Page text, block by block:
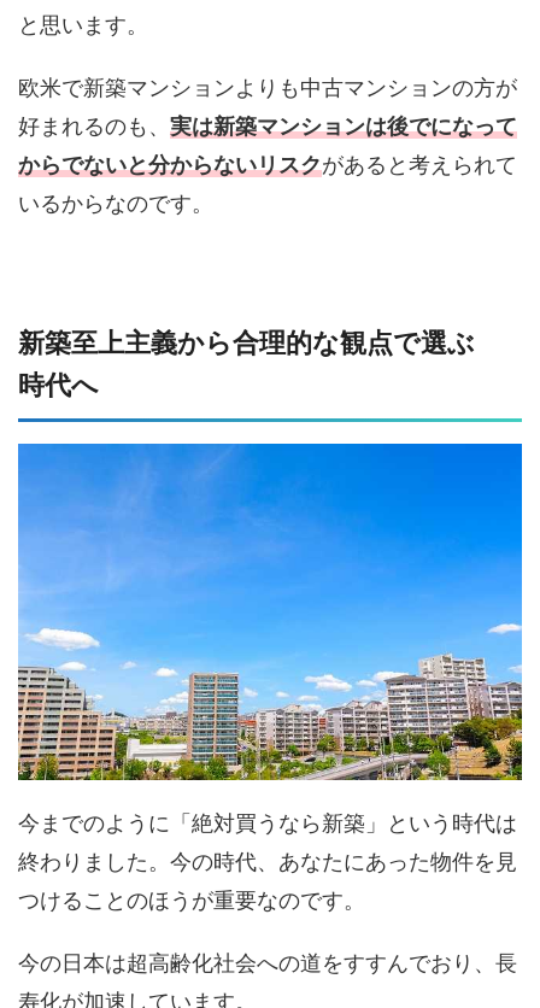
と思います。
欧米で新築マンションよりも中古マンションの方が
好まれるのも、 実は新築マンションは後でになって
からでないと分からないリスクがあると考えられて
いるからなのです。
新築至上主義から合理的な観点で選ぶ
時代へ
今までのように「絶対買うなら新築」という時代は
終わりました。今の時代、あなたにあった物件を見
つけることのほうが重要なのです。
今の日本は超高齢化社会への道をすすんでおり、長
寿化が加速しています。